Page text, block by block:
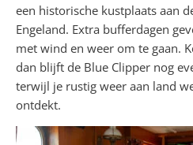
een historische kustplaats aan
Engeland. Extra bufferdagen
met wind en weer om te gaan.
dan blijft de Blue Clipper nog
terwijl je rustig weer aan land
ontdekt.